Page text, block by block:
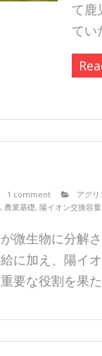
て鹿
てい
1 comment
アグリ
, 農業基礎, 陽イオン交換容量
微生物に分解
に加え、陽イ
要な役割を果